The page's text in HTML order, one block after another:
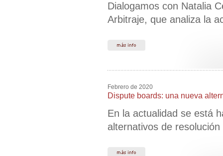
Dialogamos con Natalia
Arbitraje, que analiza la
Febrero de 2020
Dispute boards: una nueva
En la actualidad se está
alternativos de